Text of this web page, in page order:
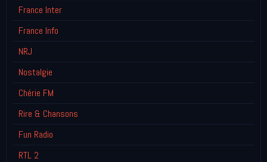
France Inter
France Info
NRJ
Nostalgie
Chérie FM
Rire & Chansons
Fun Radio
RTL 2